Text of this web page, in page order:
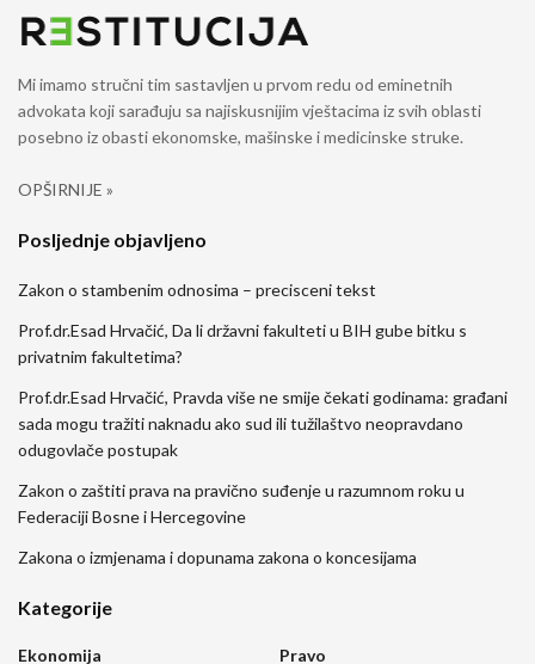
Mi imamo stručni tim sastavljen u prvom redu od eminetnih
advokata koji sarađuju sa najiskusnijim vještacima iz svih oblasti
posebno iz obasti ekonomske, mašinske i medicinske struke.
OPŠIRNIJE »
Posljednje objavljeno
Zakon o stambenim odnosima – precisceni tekst
Prof.dr.Esad Hrvačić, Da li državni fakulteti u BIH gube bitku s
privatnim fakultetima?
Prof.dr.Esad Hrvačić, Pravda više ne smije čekati godinama: građani
sada mogu tražiti naknadu ako sud ili tužilaštvo neopravdano
odugovlače postupak
Zakon o zaštiti prava na pravično suđenje u razumnom roku u
Federaciji Bosne i Hercegovine
Zakona o izmjenama i dopunama zakona o koncesijama
Kategorije
Ekonomija
Pravo